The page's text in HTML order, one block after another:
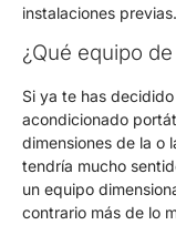
instalaciones
¿Qué equipo
Si ya te has
acondicionado
dimensiones de la o
tendría mucho
un equipo
contrario más de lo